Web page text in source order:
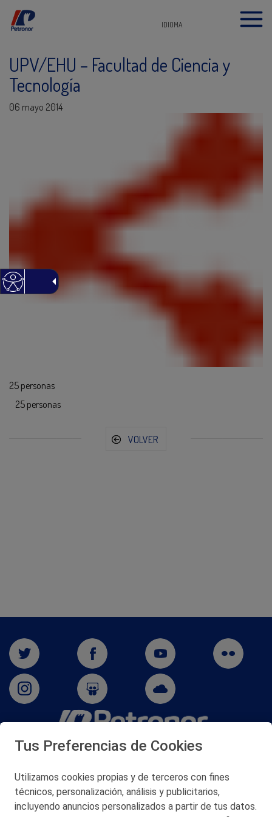
IDIOMA
UPV/EHU – Facultad de Ciencia y
Tecnología
06 mayo 2014
25 personas
25 personas
VOLVER
San Martín 5-Edificio Muñatones,
© 2026 Petronor S.A.
Tus Preferencias de Cookies
Utilizamos cookies propias y de terceros con fines
técnicos, personalización, análisis y publicitarios,
incluyendo anuncios personalizados a partir de tus datos.